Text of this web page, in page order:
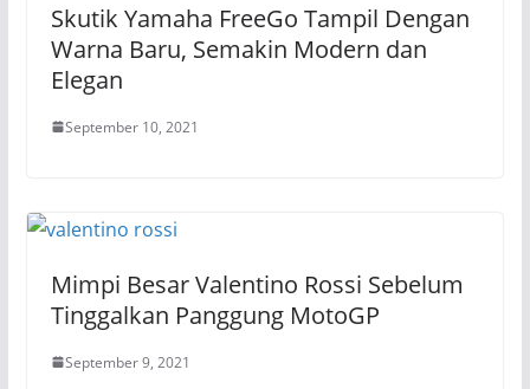
Skutik Yamaha FreeGo Tampil Dengan
Warna Baru, Semakin Modern dan
Elegan
September 10, 2021
Mimpi Besar Valentino Rossi Sebelum
Tinggalkan Panggung MotoGP
September 9, 2021